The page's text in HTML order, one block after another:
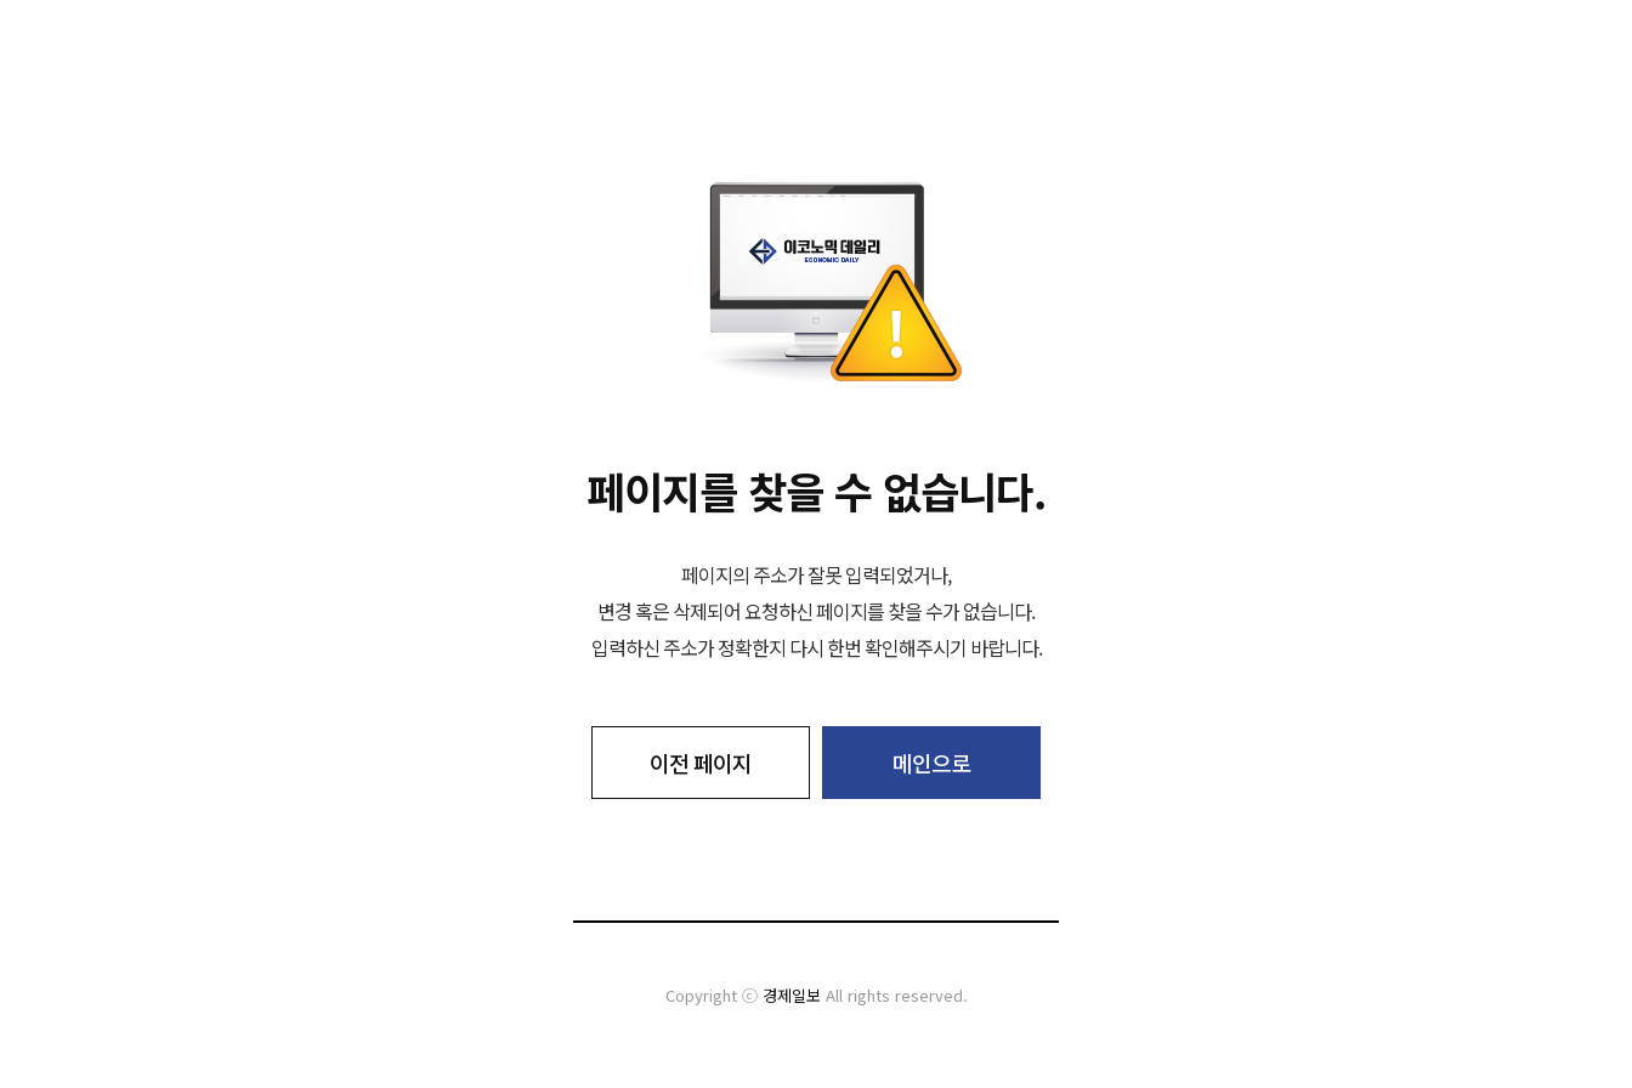
페이지를 찾을 수 없습니다.
페이지의 주소가 잘못 입력되었거나,
변경 혹은 삭제되어 요청하신 페이지를 찾을 수가 없습니다.
입력하신 주소가 정확한지 다시 한번 확인해주시기 바랍니다.
이전 페이지 메인으로
Copyright ⓒ 경제일보 All rights reserved.